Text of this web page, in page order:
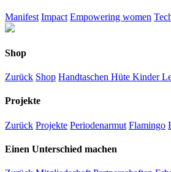
Manifest Impact Empowering women
Shop
Zurück Shop Handtaschen Hüte Kinder
Projekte
Zurück Projekte Periodenarmut Flamingo
Einen Unterschied machen